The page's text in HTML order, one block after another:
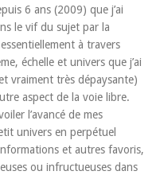
6 ans (2009) que j’ai
le vif du sujet par la
à travers
échelle et univers que j’ai
vraiment très dépaysante)
aspect de la voie libre.
l’avancé de mes
univers en perpétuel
et autres favoris,
ou infructueuses dans